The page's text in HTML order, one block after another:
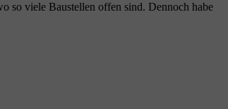
so viele Baustellen offen sind. Dennoch habe